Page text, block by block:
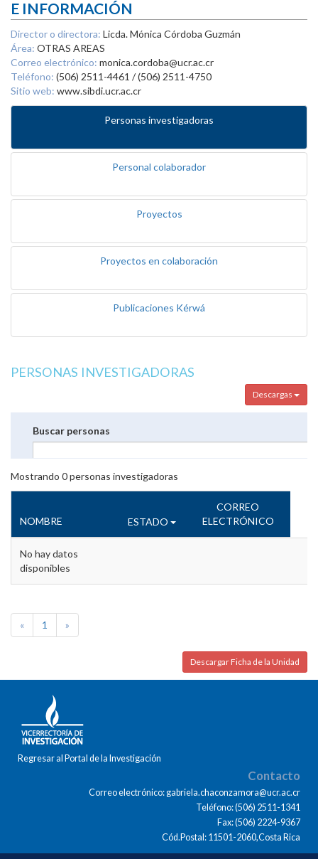
E INFORMACIÓN
Director o directora: Licda. Mónica Córdoba Guzmán
Área: OTRAS AREAS
Correo electrónico: monica.cordoba@ucr.ac.cr
Teléfono: (506) 2511-4461 / (506) 2511-4750
Sitio web: www.sibdi.ucr.ac.cr
Personas investigadoras
Personal colaborador
Proyectos
Proyectos en colaboración
Publicaciones Kérwá
PERSONAS INVESTIGADORAS
Descargas
Buscar personas
Mostrando 0personas investigadoras
NOMBRE ESTADO
CORREO
ELECTRÓNICO
No hay datos
disponibles
« 1 »
Descargar Ficha de la Unidad
Regresar al Portal de la Investigación
Contacto
Correo electrónico: gabriela.chaconzamora@ucr.ac.cr
Teléfono: (506) 2511-1341
Fax: (506) 2224-9367
Cód.Postal: 11501-2060,Costa Rica